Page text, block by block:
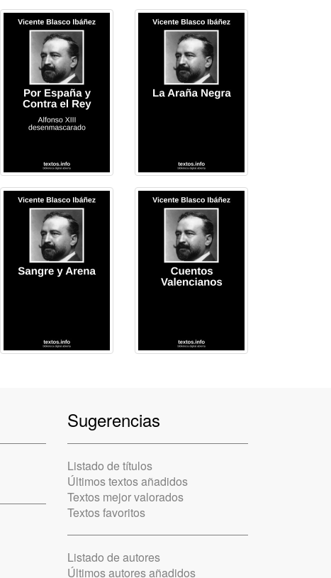
Sugerencias
Listado de títulos
Últimos textos añadidos
Textos mejor valorados
Textos favoritos
Listado de autores
Últimos autores añadidos